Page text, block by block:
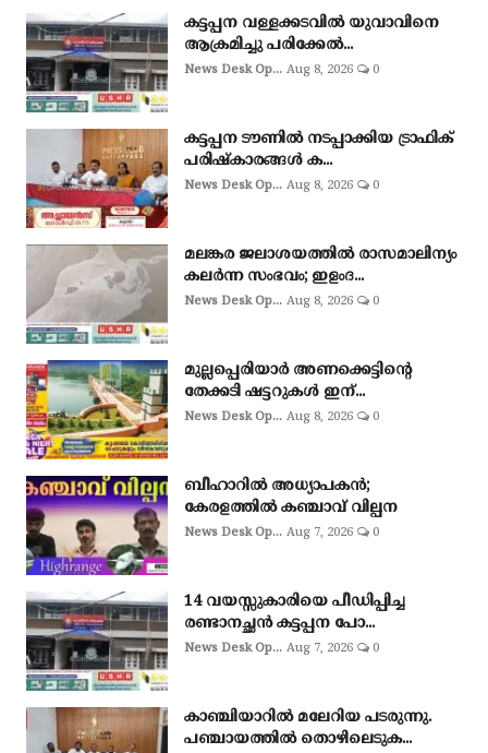
കട്ടപ്പന വള്ളക്കടവിൽ യുവാവിനെ
ആക്രമിച്ചു പരിക്കേൽ...
News Desk Op... Aug 8, 2026 0
കട്ടപ്പന ടൗണിൽ നടപ്പാക്കിയ ട്രാഫിക്
പരിഷ്കാരങ്ങൾ ക...
News Desk Op... Aug 8, 2026 0
മലങ്കര ജലാശയത്തിൽ രാസമാലിന്യം
കലർന്ന സംഭവം; ഇളംദ...
News Desk Op... Aug 8, 2026 0
മുല്ലപ്പെരിയാർ അണക്കെട്ടിന്റെ
തേക്കടി ഷട്ടറുകൾ ഇന്...
News Desk Op... Aug 8, 2026 0
ബീഹാറിൽ അധ്യാപകൻ;
കേരളത്തിൽ കഞ്ചാവ് വില്പന
News Desk Op... Aug 7, 2026 0
14 വയസ്സുകാരിയെ പീഡിപ്പിച്ച
രണ്ടാനച്ഛൻ കട്ടപ്പന പോ...
News Desk Op... Aug 7, 2026 0
കാഞ്ചിയാറിൽ മലേറിയ പടരുന്നു.
പഞ്ചായത്തിൽ തൊഴിലെടുക...